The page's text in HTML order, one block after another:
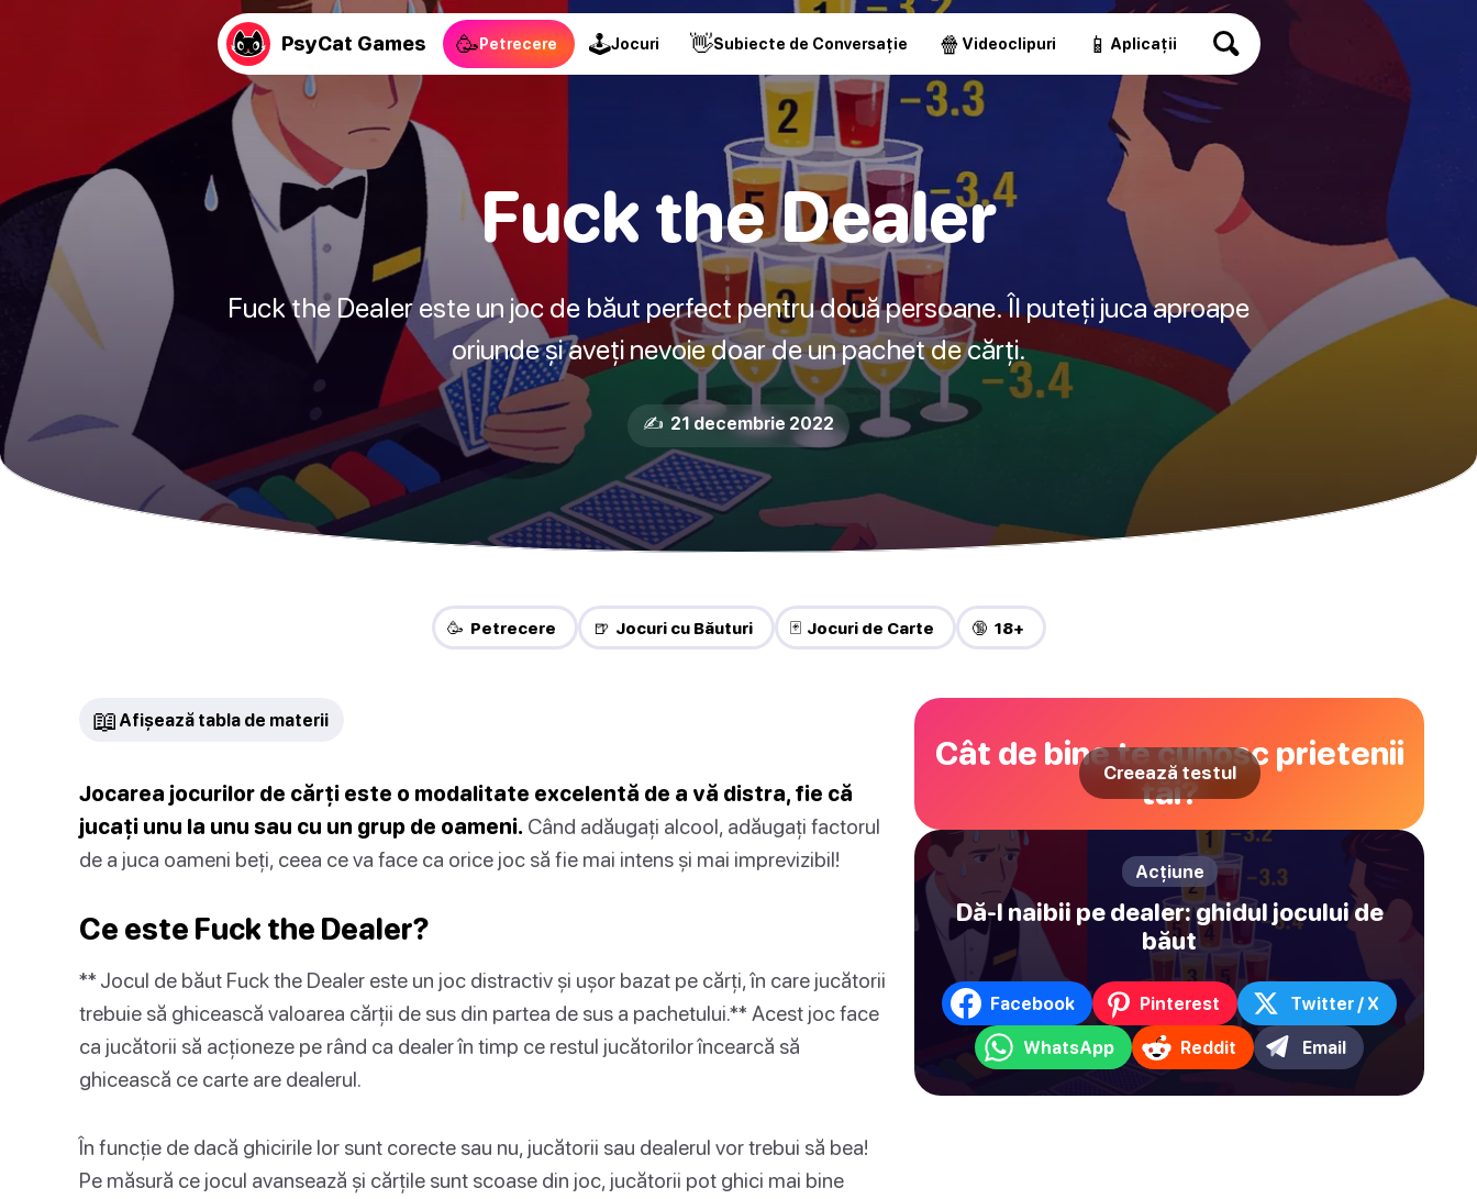
PsyCat Games 🥳Petrecere 🕹Jocuri 👋Subiecte de Conversație 🍿 Videoclipuri 📱 Aplicații
Fuck the Dealer
Fuck the Dealer este un joc de băut perfect pentru două persoane. Îl puteți juca aproape
oriunde și aveți nevoie doar de un pachet de cărți.
✍️ 21 decembrie 2022
🥳 Petrecere 🍺 Jocuri cu Băuturi 🃏 Jocuri de Carte 🔞 18+
📖 Afișează tabla de materii
Jocarea jocurilor de cărți este o modalitate excelentă de a vă distra, fie că
jucați unu la unu sau cu un grup de oameni. Când adăugați alcool, adăugați factorul
de a juca oameni beți, ceea ce va face ca orice joc să fie mai intens și mai imprevizibil!
Ce este Fuck the Dealer?
** Jocul de băut Fuck the Dealer este un joc distractiv și ușor bazat pe cărți, în care jucătorii
trebuie să ghicească valoarea cărții de sus din partea de sus a pachetului.** Acest joc face
ca jucătorii să acționeze pe rând ca dealer în timp ce restul jucătorilor încearcă să
ghicească ce carte are dealerul.
În funcție de dacă ghicirile lor sunt corecte sau nu, jucătorii sau dealerul vor trebui să bea!
Pe măsură ce jocul avansează și cărțile sunt scoase din joc, jucătorii pot ghici mai bine
Cât de bine te cunosc prietenii
tăi?
Creează testul
Acțiune
Dă-l naibii pe dealer: ghidul jocului de
băut
Facebook Pinterest Twitter / X
WhatsApp Reddit Email